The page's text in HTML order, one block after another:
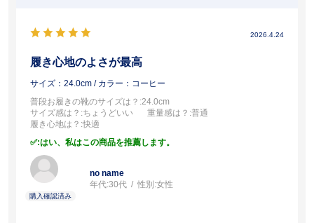
2026.4.24
履き心地のよさが最高
サイズ：24.0cm / カラー：コーヒー
普段お履きの靴のサイズは？ :24.0cm
サイズ感は？ :ちょうどいい 重量感は？ :普通
履き心地は？ :快適
:はい、私はこの商品を推薦します。
no name
年代:30代 性別:女性